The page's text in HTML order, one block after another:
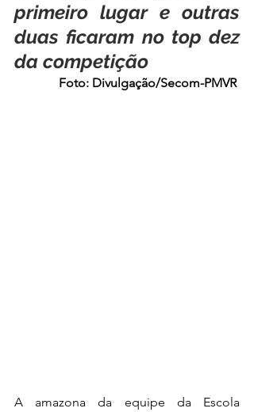
primeiro lugar e outras
duas ficaram no top dez
da competição
Foto: Divulgação/Secom-PMVR
A amazona da equipe da Escola